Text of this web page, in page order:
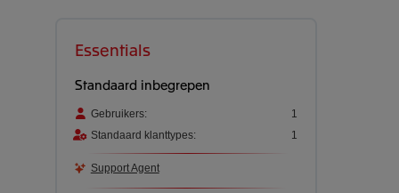
Essentials
Standaard inbegrepen
Gebruikers:
1
Standaard klanttypes:
1
Support Agent